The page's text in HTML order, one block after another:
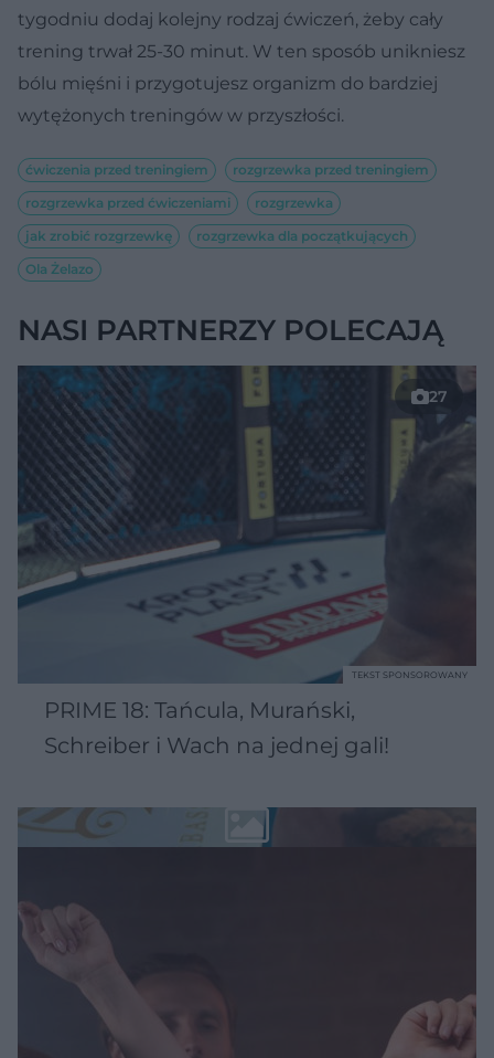
tygodniu dodaj kolejny rodzaj ćwiczeń, żeby cały
trening trwał 25-30 minut. W ten sposób unikniesz
bólu mięśni i przygotujesz organizm do bardziej
wytężonych treningów w przyszłości.
ćwiczenia przed treningiem
rozgrzewka przed treningiem
rozgrzewka przed ćwiczeniami
rozgrzewka
jak zrobić rozgrzewkę
rozgrzewka dla początkujących
Ola Żelazo
NASI PARTNERZY POLECAJĄ
27
PRIME 18: Tańcula, Murański,
Schreiber i Wach na jednej gali!
TEKST SPONSOROWANY